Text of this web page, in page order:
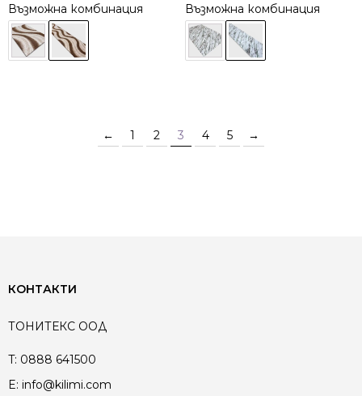
Възможна комбинация Възможна комбинация
← 1 2 3 4 5 →
КОНТАКТИ
ТОНИТЕКС ООД
T: 0888 641500
E: info@kilimi.com